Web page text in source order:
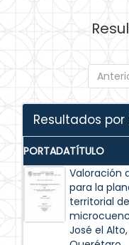
Resultados
PORTADATÍTULO
Valoración
para la
territorial
José el Alto,